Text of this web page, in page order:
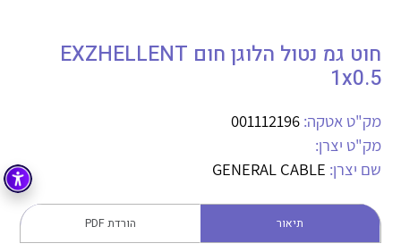
איכות | שרות | זמינות
אטקה בע”מ היא החברה הגדולה והמובילה בישראל בשיווק
מיתוג, בקרה , ואינסטלציה חשמלית ופעילה ב7 תחומים:
חשמל
קופסאות וארונות לחשמל, בקרה ואלקטרוניקה
לכל מוצרי היצרן לכל מוצרי היצרן
לכל מוצרי היצרן לכל מוצרי היצרן
חוט גמ נטול הלוגן חום EXZHELLENT
1x0.5
מק"ט אטקה: 001112196
מק"ט יצרן:
שם יצרן: GENERAL CABLE
תיאור הורדת PDF